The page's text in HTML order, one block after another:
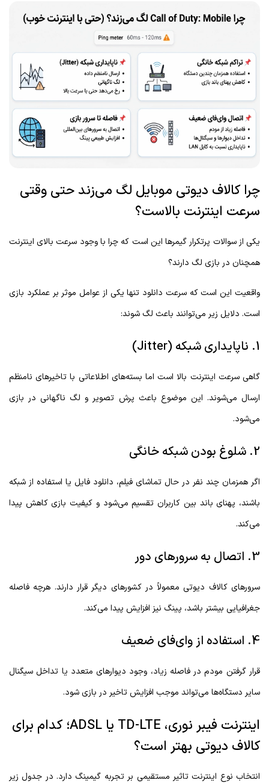
چرا کالاف دیوتی موبایل لگ می‌زند حتی وقتی
سرعت اینترنت بالاست؟
یکی از سوالات پرتکرار گیمرها این است که چرا با وجود سرعت بالای اینترنت
همچنان در بازی لگ دارند؟
واقعیت این است که سرعت دانلود تنها یکی از عوامل موثر بر عملکرد بازی
است. دلایل زیر می‌توانند باعث لگ شوند:
1. ناپایداری شبکه (Jitter)
گاهی سرعت اینترنت بالا است اما بسته‌های اطلاعاتی با تاخیرهای نامنظم
ارسال می‌شوند. این موضوع باعث پرش تصویر و لگ ناگهانی در بازی
می‌شود.
2. شلوغ بودن شبکه خانگی
اگر همزمان چند نفر در حال تماشای فیلم، دانلود فایل یا استفاده از شبکه
باشند، پهنای باند بین کاربران تقسیم می‌شود و کیفیت بازی کاهش پیدا
می‌کند.
3. اتصال به سرورهای دور
سرورهای کالاف دیوتی معمولاً در کشورهای دیگر قرار دارند. هرچه فاصله
جغرافیایی بیشتر باشد، پینگ نیز افزایش پیدا می‌کند.
4. استفاده از وای‌فای ضعیف
قرار گرفتن مودم در فاصله زیاد، وجود دیوارهای متعدد یا تداخل سیگنال
سایر دستگاه‌ها می‌تواند موجب افزایش تاخیر در بازی شود.
اینترنت فیبر نوری، TD-LTE یا ADSL؛ کدام برای
کالاف دیوتی بهتر است؟
انتخاب نوع اینترنت تاثیر مستقیمی بر تجربه گیمینگ دارد. در جدول زیر